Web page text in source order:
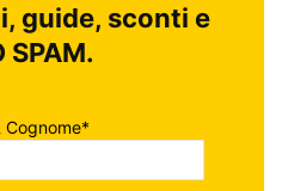
guide, sconti e
SPAM.
Cognome*